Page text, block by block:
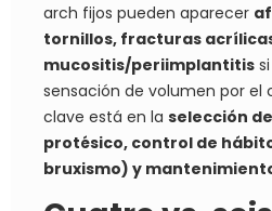
arch fijos pueden aparecer
tornillos, fracturas
mucositis/periimplantitis
sensación de volumen por el
clave está en la selección
protésico, control de
bruxismo) y